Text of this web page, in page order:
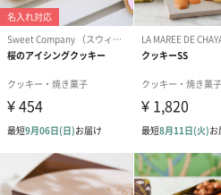
クッキーは割れやす
さい。
賞味期限
21日〜24日
アレルゲン
小麦粉、卵、乾燥卵白